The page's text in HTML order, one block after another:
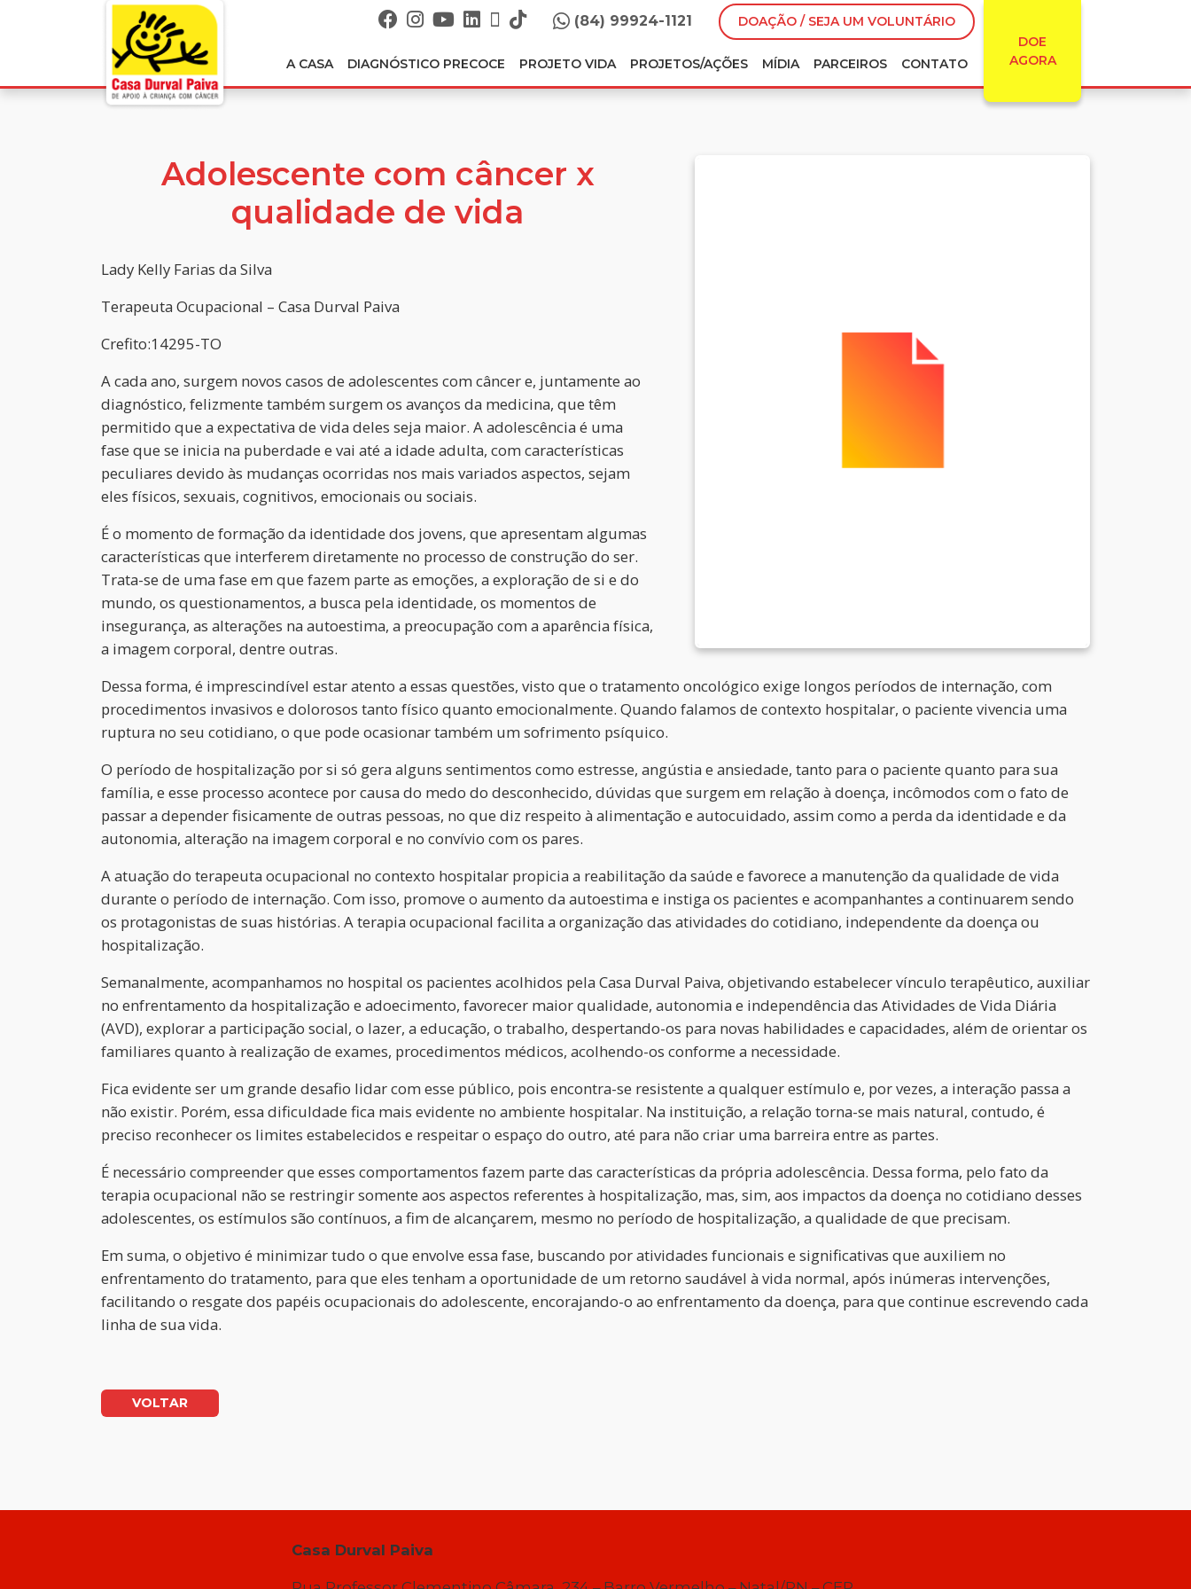
(84) 99924-1121
DOAÇÃO / SEJA UM VOLUNTÁRIO
DOE
AGORA
A CASA DIAGNÓSTICO PRECOCE PROJETO VIDA PROJETOS/AÇÕES MÍDIA PARCEIROS CONTATO
Adolescente com câncer x
qualidade de vida
Lady Kelly Farias da Silva
Terapeuta Ocupacional – Casa Durval Paiva
Crefito:14295-TO
A cada ano, surgem novos casos de adolescentes com câncer e, juntamente ao
diagnóstico, felizmente também surgem os avanços da medicina, que têm
permitido que a expectativa de vida deles seja maior. A adolescência é uma
fase que se inicia na puberdade e vai até a idade adulta, com características
peculiares devido às mudanças ocorridas nos mais variados aspectos, sejam
eles físicos, sexuais, cognitivos, emocionais ou sociais.
É o momento de formação da identidade dos jovens, que apresentam algumas
características que interferem diretamente no processo de construção do ser.
Trata-se de uma fase em que fazem parte as emoções, a exploração de si e do
mundo, os questionamentos, a busca pela identidade, os momentos de
insegurança, as alterações na autoestima, a preocupação com a aparência física,
a imagem corporal, dentre outras.
Dessa forma, é imprescindível estar atento a essas questões, visto que o tratamento oncológico exige longos períodos de internação, com
procedimentos invasivos e dolorosos tanto físico quanto emocionalmente. Quando falamos de contexto hospitalar, o paciente vivencia uma
ruptura no seu cotidiano, o que pode ocasionar também um sofrimento psíquico.
O período de hospitalização por si só gera alguns sentimentos como estresse, angústia e ansiedade, tanto para o paciente quanto para sua
família, e esse processo acontece por causa do medo do desconhecido, dúvidas que surgem em relação à doença, incômodos com o fato de
passar a depender fisicamente de outras pessoas, no que diz respeito à alimentação e autocuidado, assim como a perda da identidade e da
autonomia, alteração na imagem corporal e no convívio com os pares.
A atuação do terapeuta ocupacional no contexto hospitalar propicia a reabilitação da saúde e favorece a manutenção da qualidade de vida
durante o período de internação. Com isso, promove o aumento da autoestima e instiga os pacientes e acompanhantes a continuarem sendo
os protagonistas de suas histórias. A terapia ocupacional facilita a organização das atividades do cotidiano, independente da doença ou
hospitalização.
Semanalmente, acompanhamos no hospital os pacientes acolhidos pela Casa Durval Paiva, objetivando estabelecer vínculo terapêutico, auxiliar
no enfrentamento da hospitalização e adoecimento, favorecer maior qualidade, autonomia e independência das Atividades de Vida Diária
(AVD), explorar a participação social, o lazer, a educação, o trabalho, despertando-os para novas habilidades e capacidades, além de orientar os
familiares quanto à realização de exames, procedimentos médicos, acolhendo-os conforme a necessidade.
Fica evidente ser um grande desafio lidar com esse público, pois encontra-se resistente a qualquer estímulo e, por vezes, a interação passa a
não existir. Porém, essa dificuldade fica mais evidente no ambiente hospitalar. Na instituição, a relação torna-se mais natural, contudo, é
preciso reconhecer os limites estabelecidos e respeitar o espaço do outro, até para não criar uma barreira entre as partes.
É necessário compreender que esses comportamentos fazem parte das características da própria adolescência. Dessa forma, pelo fato da
terapia ocupacional não se restringir somente aos aspectos referentes à hospitalização, mas, sim, aos impactos da doença no cotidiano desses
adolescentes, os estímulos são contínuos, a fim de alcançarem, mesmo no período de hospitalização, a qualidade de que precisam.
Em suma, o objetivo é minimizar tudo o que envolve essa fase, buscando por atividades funcionais e significativas que auxiliem no
enfrentamento do tratamento, para que eles tenham a oportunidade de um retorno saudável à vida normal, após inúmeras intervenções,
facilitando o resgate dos papéis ocupacionais do adolescente, encorajando-o ao enfrentamento da doença, para que continue escrevendo cada
linha de sua vida.
VOLTAR
Casa Durval Paiva